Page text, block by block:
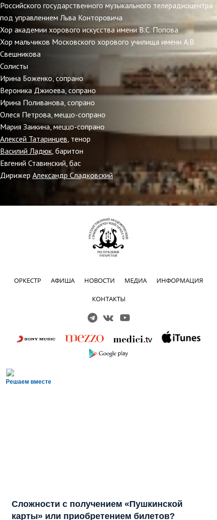
Российского государственного музыкального телерадиоцентра
под управлением Льва Конторовича
Хор академии хорового искусства имени В.С. Попова
Хор мальчиков Московского хорового училища имени А.В.
Свешникова
Солисты
Ирина Боженко, сопрано
Вероника Джиоева, сопрано
Ирина Поливанова, сопрано
Олеся Петрова, меццо-сопрано
Мария Заикина, меццо-сопрано
Алексей Татаринцев, тенор
Василий Ладюк, баритон
Евгений Ставинский, бас
Дирижер Александр Сладковский
ОРКЕСТР АФИША НОВОСТИ МЕДИА ИНФОРМАЦИЯ
КОНТАКТЫ
Решаем вместе
Сложности с получением «Пушкинской
карты» или приобретением билетов?